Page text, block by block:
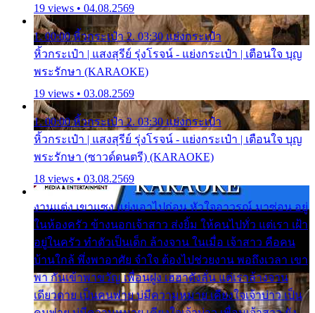
19 views • 04.08.2569
1. 00:00 หิ้วกระเป๋า 2. 03:30 แย่งกระเป๋า
หิ้วกระเป๋า | แสงสุรีย์ รุ่งโรจน์ - แย่งกระเป๋า | เตือนใจ บุญ
พระรักษา (KARAOKE)
19 views • 03.08.2569
1. 00:00 หิ้วกระเป๋า 2. 03:30 แย่งกระเป๋า
หิ้วกระเป๋า | แสงสุรีย์ รุ่งโรจน์ - แย่งกระเป๋า | เตือนใจ บุญ
พระรักษา (ซาวด์ดนตรี) (KARAOKE)
18 views • 03.08.2569
งานแต่ง เขาแซง แย่งเอาไปก่อน หัวใจอาวรณ์ มาซ่อน อยู่
ในห้องครัว ข้างนอกเจ้าสาว ส่งยิ้ม ให้คนไปทั่ว แต่เรา เฝ้า
อยู่ในครัว ทำตัวเป็นเด็ก ล้างจาน ในเมื่อ เจ้าสาว คือคน
บ้านใกล้ พึ่งพาอาศัย จำใจ ต้องไปช่วยงาน พอถึงเวลา เขา
พา กันเข้าพาขวัญ เพื่อนฝูง เฮฮาดังลั่น แต่เราล้างจาน
เดียวดาย เป็นคนพ่าย บ่มีความหมาย เคียงใจเจ้าบ่าว เป็น